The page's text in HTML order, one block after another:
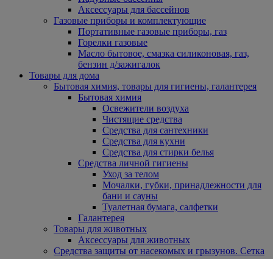
Аксессуары для бассейнов
Газовые приборы и комплектующие
Портативные газовые приборы, газ
Горелки газовые
Масло бытовое, смазка силиконовая, газ,
бензин д/зажигалок
Товары для дома
Бытовая химия, товары для гигиены, галантерея
Бытовая химия
Освежители воздуха
Чистящие средства
Средства для сантехники
Средства для кухни
Средства для стирки белья
Средства личной гигиены
Уход за телом
Мочалки, губки, принадлежности для
бани и сауны
Туалетная бумага, салфетки
Галантерея
Товары для животных
Аксессуары для животных
Средства защиты от насекомых и грызунов. Сетка